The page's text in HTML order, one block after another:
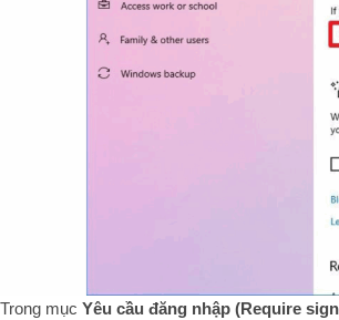
Trong mục Yêu cầu đăng nhập (Require